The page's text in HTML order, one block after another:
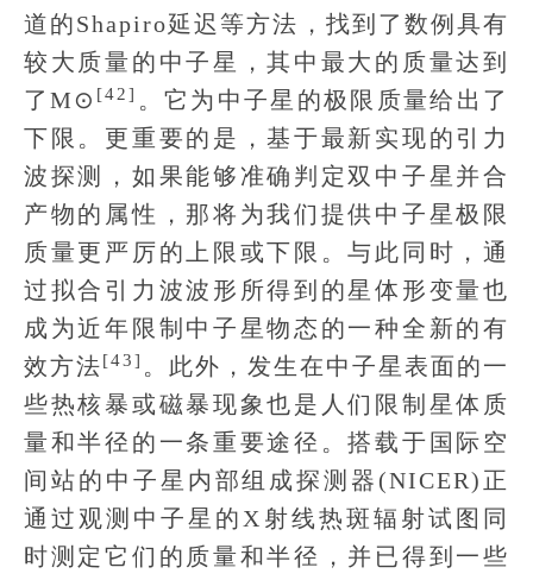
道的Shapiro延迟等方法，找到了数例具有
较大质量的中子星，其中最大的质量达到
了M⊙ [42] 。它为中子星的极限质量给出了
下限。更重要的是，基于最新实现的引力
波探测，如果能够准确判定双中子星并合
产物的属性，那将为我们提供中子星极限
质量更严厉的上限或下限。与此同时，通
过拟合引力波波形所得到的星体形变量也
成为近年限制中子星物态的一种全新的有
效方法[43] 。此外，发生在中子星表面的一
些热核暴或磁暴现象也是人们限制星体质
量和半径的一条重要途径。搭载于国际空
间站的中子星内部组成探测器(NICER)正
通过观测中子星的X射线热斑辐射试图同
时测定它们的质量和半径，并已得到一些